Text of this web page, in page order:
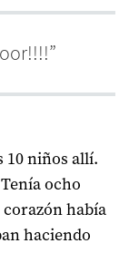
10 niños allí.
ocho
corazón había
haciendo